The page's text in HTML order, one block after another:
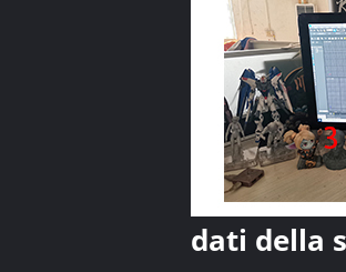
dati della